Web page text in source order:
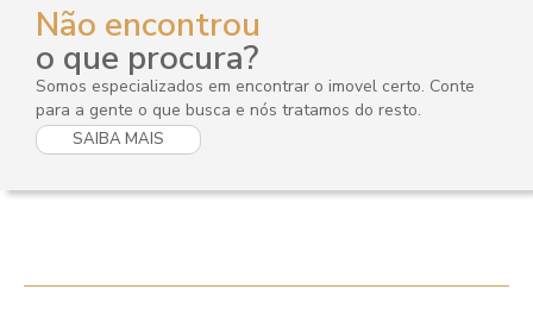
Não encontrou
o que procura?
Somos especializados em encontrar o imovel certo. Conte
para a gente o que busca e nós tratamos do resto.
SAIBA MAIS